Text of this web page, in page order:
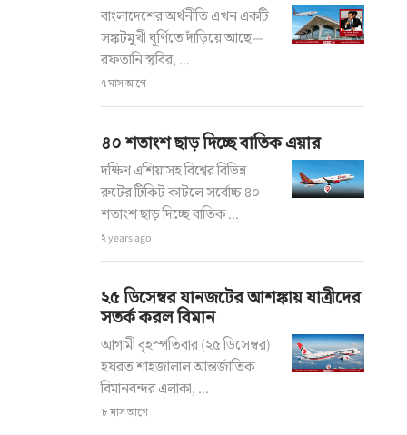
বাংলাদেশের অর্থনীতি এখন একটি
সঙ্কটমুখী ঘূর্ণিতে দাঁড়িয়ে আছে—
রফতানি স্থবির, ...
৭ মাস আগে
৪০ শতাংশ ছাড় দিচ্ছে বাতিক এয়ার
দক্ষিণ এশিয়াসহ বিশ্বের বিভিন্ন
রুটের টিকিট কাটলে সর্বোচ্চ ৪০
শতাংশ ছাড় দিচ্ছে বাতিক ...
২ years ago
২৫ ডিসেম্বর যানজটের আশঙ্কায় যাত্রীদের
সতর্ক করল বিমান
আগামী বৃহস্পতিবার (২৫ ডিসেম্বর)
হযরত শাহজালাল আন্তর্জাতিক
বিমানবন্দর এলাকা, ...
৮ মাস আগে